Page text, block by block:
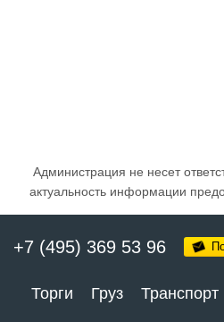
Администрация не несет
актуальность информации
+7 (495) 369 53 96
Торги Груз Транспорт